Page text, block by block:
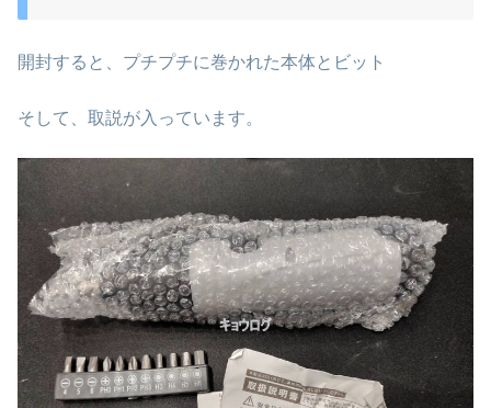
開封すると、プチプチに巻かれた本体とビット
そして、取説が入っています。